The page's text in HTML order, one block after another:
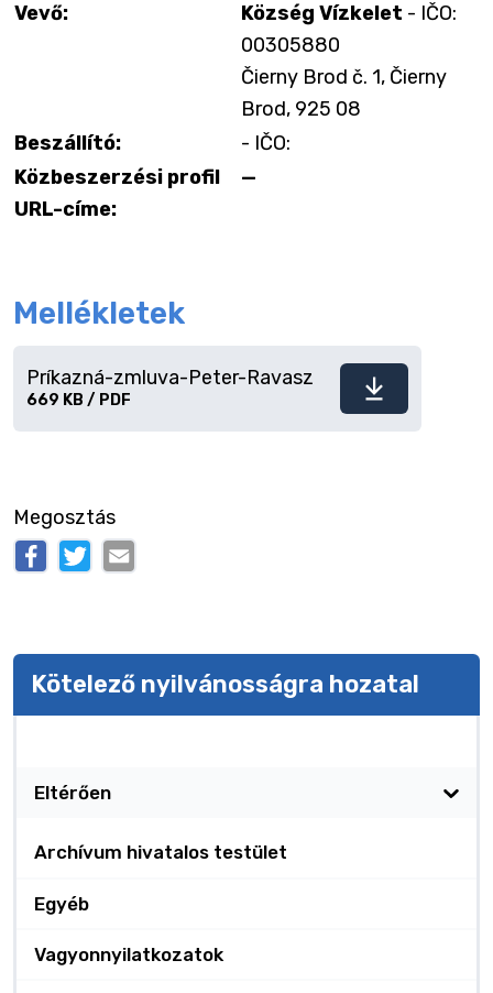
Vevő:
Község Vízkelet - IČO:
00305880
Čierny Brod č. 1, Čierny
Brod, 925 08
Beszállító:
- IČO:
Közbeszerzési profil
URL-címe:
—
Mellékletek
Fájl
Príkazná-zmluva-Peter-Ravasz
669 KB / PDF
Megosztás
Kötelező nyilvánosságra hozatal
Eltérően
Archívum hivatalos testület
Egyéb
Vagyonnyilatkozatok